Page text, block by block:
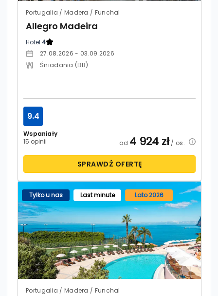
Portugalia / Madera / Funchal
Allegro Madeira
Hotel:4
27.08.2026 - 03.09.2026
Śniadania (BB)
Wspaniały
15 opinii
9.4
od 4 924 zł/ os.
SPRAWDŹ OFERTĘ
Tylko u nas Last minute Lato 2026
Portugalia / Madera / Funchal